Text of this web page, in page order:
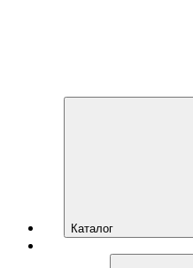
Каталог